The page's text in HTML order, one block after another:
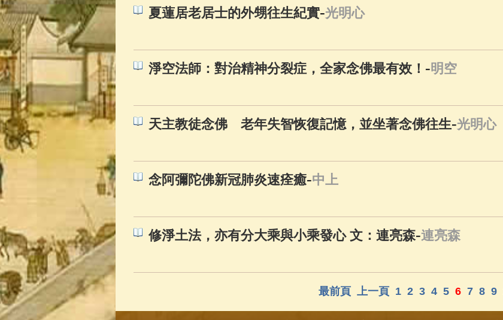
夏蓮居老居士的外甥往生紀實-光明心
淨空法師：對治精神分裂症，全家念佛最有效！ -明空
天主教徒念佛 老年失智恢復記憶，並坐著念佛往生-光明心
念阿彌陀佛新冠肺炎速痊癒-中上
修淨土法，亦有分大乘與小乘發心 文：連亮森-連亮森
最前頁 上一頁 1 2 3 4 5 6 7 8 9